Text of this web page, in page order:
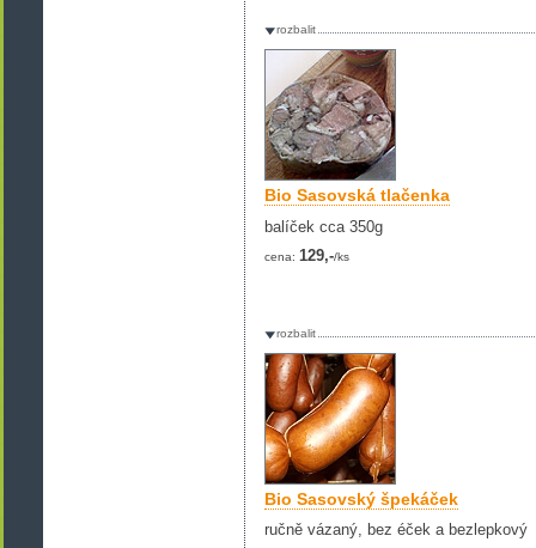
rozbalit
Bio Sasovská tlačenka
balíček cca 350g
cena: 129,-/ks
rozbalit
Bio Sasovský špekáček
ručně vázaný, bez éček a bezlepkový